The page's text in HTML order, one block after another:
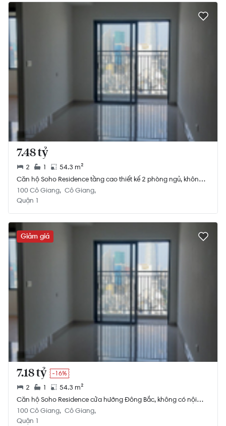
7.48 tỷ
2 1
54.3 m²
Căn hộ Soho Residence tầng cao thiết kế 2 phòng ngủ, không
có nội thất.
100 Cô Giang Cô Giang
Quận 1
Giảm giá
7.18 tỷ -16%
2 1
54.3 m²
Căn hộ Soho Residence cửa hướng Đông Bắc, không có nội
thất.
100 Cô Giang Cô Giang
Quận 1